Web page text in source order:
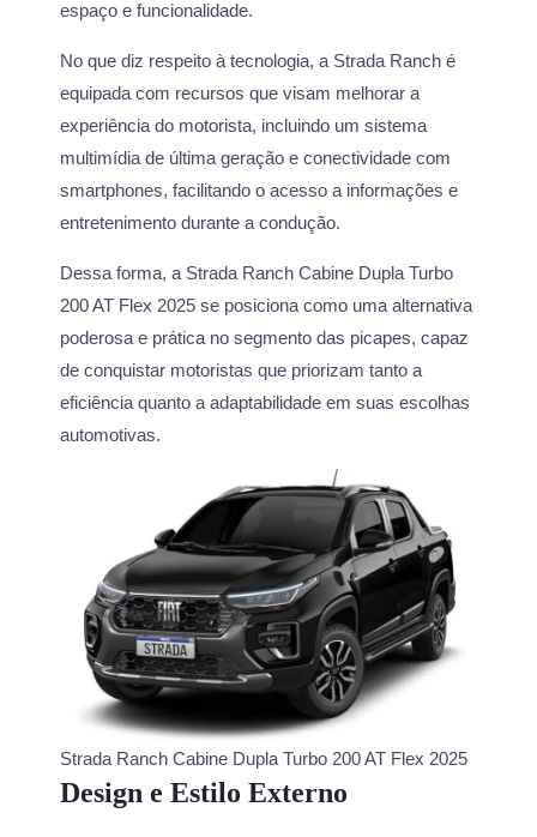
espaço e funcionalidade.
No que diz respeito à tecnologia, a Strada Ranch é
equipada com recursos que visam melhorar a
experiência do motorista, incluindo um sistema
multimídia de última geração e conectividade com
smartphones, facilitando o acesso a informações e
entretenimento durante a condução.
Dessa forma, a Strada Ranch Cabine Dupla Turbo
200 AT Flex 2025 se posiciona como uma alternativa
poderosa e prática no segmento das picapes, capaz
de conquistar motoristas que priorizam tanto a
eficiência quanto a adaptabilidade em suas escolhas
automotivas.
Strada Ranch Cabine Dupla Turbo 200 AT Flex 2025
Design e Estilo Externo